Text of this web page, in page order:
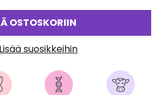
OSTOSKORIIN
Lisää suosikkeihin